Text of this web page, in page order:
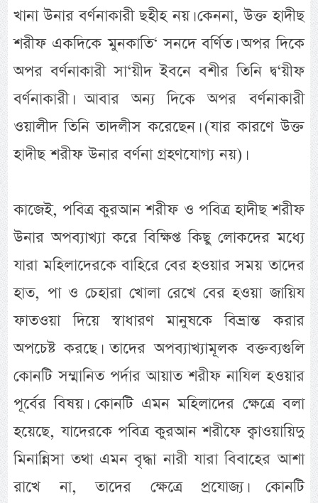
খানা উনার বর্ণনাকারী ছহীহ নয়। কেননা, উক্ত হাদীছ
শরীফ একদিকে মুনকাতি‘ সনদে বর্ণিত। অপর দিকে
অপর বর্ণনাকারী সা‘য়ীদ ইবনে বশীর তিনি দ্ব‘য়ীফ
বর্ণনাকারী। আবার অন্য দিকে অপর বর্ণনাকারী
ওয়ালীদ তিনি তাদলীস করেছেন। (যার কারণে উক্ত
হাদীছ শরীফ উনার বর্ণনা গ্রহণযোগ্য নয়)।
কাজেই, পবিত্র কুরআন শরীফ ও পবিত্র হাদীছ শরীফ
উনার অপব্যাখ্যা করে বিক্ষিপ্ত কিছু লোকদের মধ্যে
যারা মহিলাদেরকে বাহিরে বের হওয়ার সময় তাদের
হাত, পা ও চেহারা খোলা রেখে বের হওয়া জায়িয
ফাতওয়া দিয়ে স্বাধারণ মানুষকে বিভ্রান্ত করার
অপচেষ্ট করছে। তাদের অপব্যাখ্যামূলক বক্তব্যগুলি
কোনটি সম্মানিত পর্দার আয়াত শরীফ নাযিল হওয়ার
পূর্বের বিষয়। কোনটি এমন মহিলাদের ক্ষেত্রে বলা
হয়েছে, যাদেরকে পবিত্র কুরআন শরীফে ক্বাওয়ায়িদু
মিনান্নিসা তথা এমন বৃদ্ধা নারী যারা বিবাহের আশা
রাখে না, তাদের ক্ষেত্রে প্রযোজ্য। কোনটি